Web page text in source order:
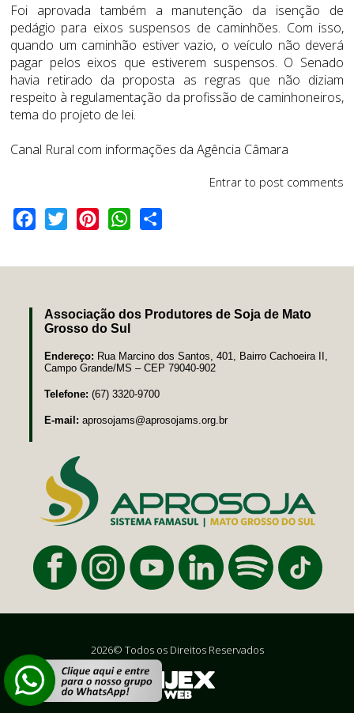
Foi aprovada também a manutenção da isenção de
pedágio para eixos suspensos de caminhões. Com isso,
quando um caminhão estiver vazio, o veículo não deverá
pagar pelos eixos que estiverem suspensos. O Senado
havia retirado da proposta as regras que não diziam
respeito à regulamentação da profissão de caminhoneiros,
tema do projeto de lei.
Canal Rural com informações da Agência Câmara
Entrar to post comments
Facebook
Twitter PinterestWhatsApp
Associação dos Produtores de Soja de Mato
Grosso do Sul
Endereço: Rua Marcino dos Santos, 401, Bairro Cachoeira II,
Campo Grande/MS – CEP 79040-902
Telefone: (67) 3320-9700
E-mail: aprosojams@aprosojams.org.br
2026© Todos os Direitos Reservados